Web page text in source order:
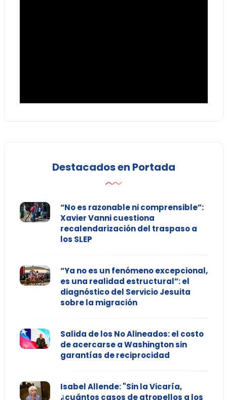
Destacados en Portada
“No es razonable ni comprensible”:
Xavier Vanni cuestiona
recalendarización del traspaso a
los SLEP
“Ya no es un fenómeno excepcional,
es una realidad estructural”: el
diagnóstico del Servicio Jesuita
sobre la migración
Salida de los No Alineados: el costo
de acercarse a Washington sin
garantías de reciprocidad
Isabel Allende: "Sin la Vicaría,
¿cuántos casos de atropellos a los